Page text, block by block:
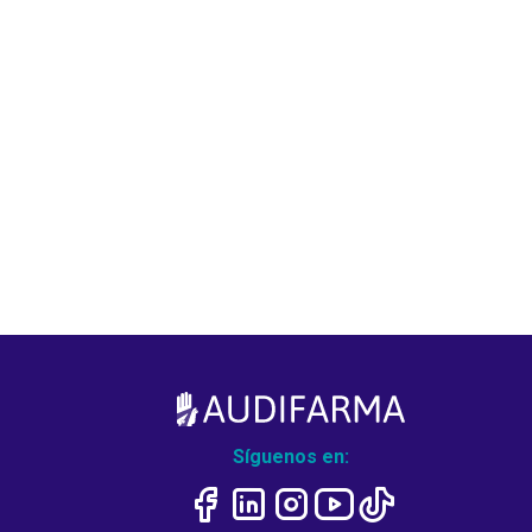
Síguenos en: